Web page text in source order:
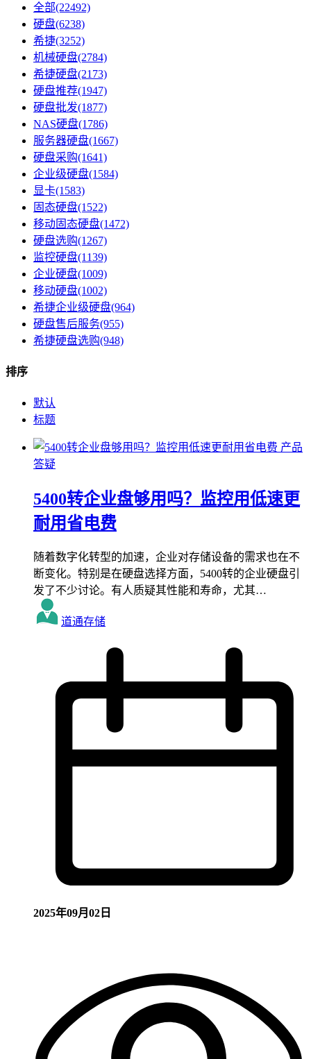
全部(22492)
硬盘(6238)
希捷(3252)
机械硬盘(2784)
希捷硬盘(2173)
硬盘推荐(1947)
硬盘批发(1877)
NAS硬盘(1786)
服务器硬盘(1667)
硬盘采购(1641)
企业级硬盘(1584)
显卡(1583)
固态硬盘(1522)
移动固态硬盘(1472)
硬盘选购(1267)
监控硬盘(1139)
企业硬盘(1009)
移动硬盘(1002)
希捷企业级硬盘(964)
硬盘售后服务(955)
希捷硬盘选购(948)
排序
默认
标题
产品
答疑
5400转企业盘够用吗？监控用低速更
耐用省电费
随着数字化转型的加速，企业对存储设备的需求也在不
断变化。特别是在硬盘选择方面，5400转的企业硬盘引
发了不少讨论。有人质疑其性能和寿命，尤其…
道通存储
2025年09月02日